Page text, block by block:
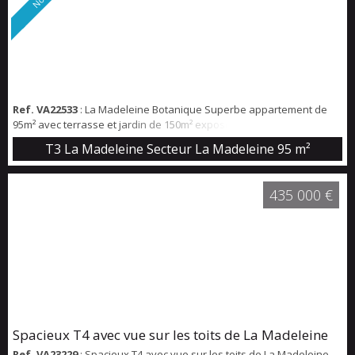
Ref. VA22533 : La Madeleine Botanique Superbe appartement de
95m² avec terrasse et jardin de 150m² exposé Sud/Ouest
entièrement neuf, rénové avec des matériaux de qualités. Grand
séjour avec cuisine ouverte 53m², cellier, 2 chambres, salle de bain.
Faibles charges Avantage : Frais de notaire réduits à 2.50%
Stationnement : Possibilité de location d’un box sécurisé dans la
T3 La Madeleine Secteur La Madeleine 95 m²
Spacieux T4 avec vue sur les toits de La Madeleine
435 000 €